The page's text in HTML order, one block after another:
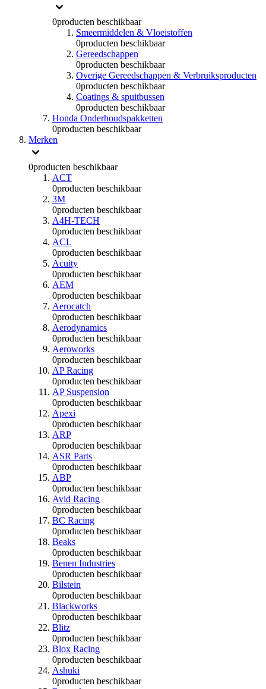
0producten beschikbaar
Smeermiddelen & Vloeistoffen
0producten beschikbaar
Gereedschappen
0producten beschikbaar
Overige Gereedschappen & Verbruiksproducten
0producten beschikbaar
Coatings & spuitbussen
0producten beschikbaar
Honda Onderhoudspakketten
0producten beschikbaar
Merken
0producten beschikbaar
ACT
0producten beschikbaar
3M
0producten beschikbaar
A4H-TECH
0producten beschikbaar
ACL
0producten beschikbaar
Acuity
0producten beschikbaar
AEM
0producten beschikbaar
Aerocatch
0producten beschikbaar
Aerodynamics
0producten beschikbaar
Aeroworks
0producten beschikbaar
AP Racing
0producten beschikbaar
AP Suspension
0producten beschikbaar
Apexi
0producten beschikbaar
ARP
0producten beschikbaar
ASR Parts
0producten beschikbaar
ABP
0producten beschikbaar
Avid Racing
0producten beschikbaar
BC Racing
0producten beschikbaar
Beaks
0producten beschikbaar
Benen Industries
0producten beschikbaar
Bilstein
0producten beschikbaar
Blackworks
0producten beschikbaar
Blitz
0producten beschikbaar
Blox Racing
0producten beschikbaar
Ashuki
0producten beschikbaar